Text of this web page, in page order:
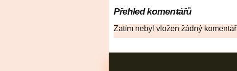
Přehled komentářů
Zatím nebyl vložen žádný komentář